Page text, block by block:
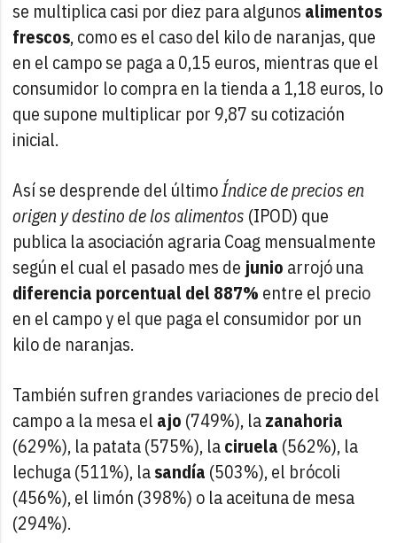
se multiplica casi por diez para algunos alimentos
frescos, como es el caso del kilo de naranjas, que
en el campo se paga a 0,15 euros, mientras que el
consumidor lo compra en la tienda a 1,18 euros, lo
que supone multiplicar por 9,87 su cotización
inicial.
Así se desprende del últimoÍndice de precios en
origen y destino de los alimentos (IPOD) que
publica la asociación agraria Coag mensualmente
según el cual el pasado mes de junio arrojó una
diferencia porcentual del 887% entre el precio
en el campo y el que paga el consumidor por un
kilo de naranjas.
También sufren grandes variaciones de precio del
campo a la mesa el ajo (749%), lazanahoria
(629%), la patata (575%), laciruela (562%), la
lechuga (511%), lasandía (503%), el brócoli
(456%), el limón (398%) o la aceituna de mesa
(294%).